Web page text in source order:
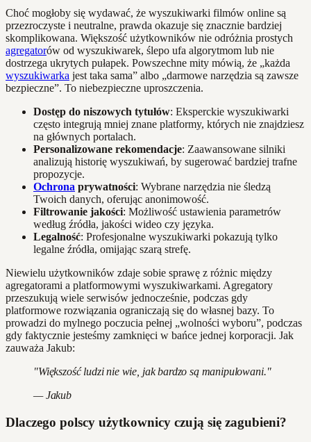
Choć mogłoby się wydawać, że wyszukiwarki filmów online są
przezroczyste i neutralne, prawda okazuje się znacznie bardziej
skomplikowana. Większość użytkowników nie odróżnia prostych
agregatorów od wyszukiwarek, ślepo ufa algorytmom lub nie
dostrzega ukrytych pułapek. Powszechne mity mówią, że „każda
wyszukiwarka jest taka sama” albo „darmowe narzędzia są zawsze
bezpieczne”. To niebezpieczne uproszczenia.
Dostęp do niszowych tytułów: Eksperckie wyszukiwarki
często integrują mniej znane platformy, których nie znajdziesz
na głównych portalach.
Personalizowane rekomendacje: Zaawansowane silniki
analizują historię wyszukiwań, by sugerować bardziej trafne
propozycje.
Ochrona prywatności: Wybrane narzędzia nie śledzą
Twoich danych, oferując anonimowość.
Filtrowanie jakości: Możliwość ustawienia parametrów
według źródła, jakości wideo czy języka.
Legalność: Profesjonalne wyszukiwarki pokazują tylko
legalne źródła, omijając szarą strefę.
Niewielu użytkowników zdaje sobie sprawę z różnic między
agregatorami a platformowymi wyszukiwarkami. Agregatory
przeszukują wiele serwisów jednocześnie, podczas gdy
platformowe rozwiązania ograniczają się do własnej bazy. To
prowadzi do mylnego poczucia pełnej „wolności wyboru”, podczas
gdy faktycznie jesteśmy zamknięci w bańce jednej korporacji. Jak
zauważa Jakub:
"Większość ludzi nie wie, jak bardzo są manipulowani."
— Jakub
Dlaczego polscy użytkownicy czują się zagubieni?